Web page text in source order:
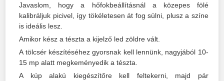
Javaslom, hogy a hőfokbeállításnál a közepes fölé
kalibráljuk picivel, így tökéletesen át fog sülni, plusz a színe
is ideális lesz.
Amikor kész a tészta a kijelző led zöldre vált.
A tölcsér készítéséhez gyorsnak kell lennünk, nagyjából 10-
15 mp alatt megkeményedik a tészta.
A kúp alakú kiegészítőre kell feltekerni, majd pár